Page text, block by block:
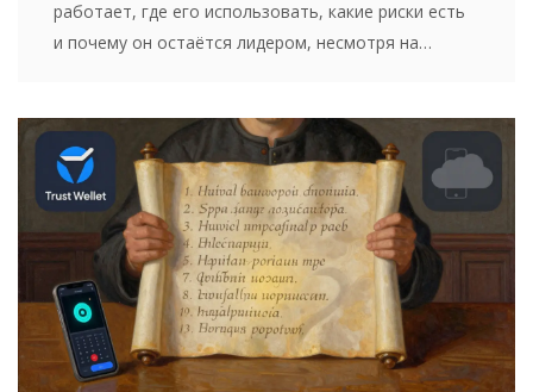
работает, где его использовать, какие риски есть
и почему он остаётся лидером, несмотря на